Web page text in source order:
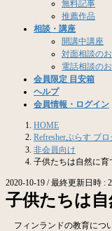
無料記事
推薦作品
相談・講座
開講中講座
対面相談の
電話相談の
会員限定 目安箱
ヘルプ
会員情報・ログイン
HOME
Refresherぷらす ブ
非会員向け
子供たちは自然に育
2020-10-19 / 最終更新日時 :
子供たちは
フィンランドの教育につ